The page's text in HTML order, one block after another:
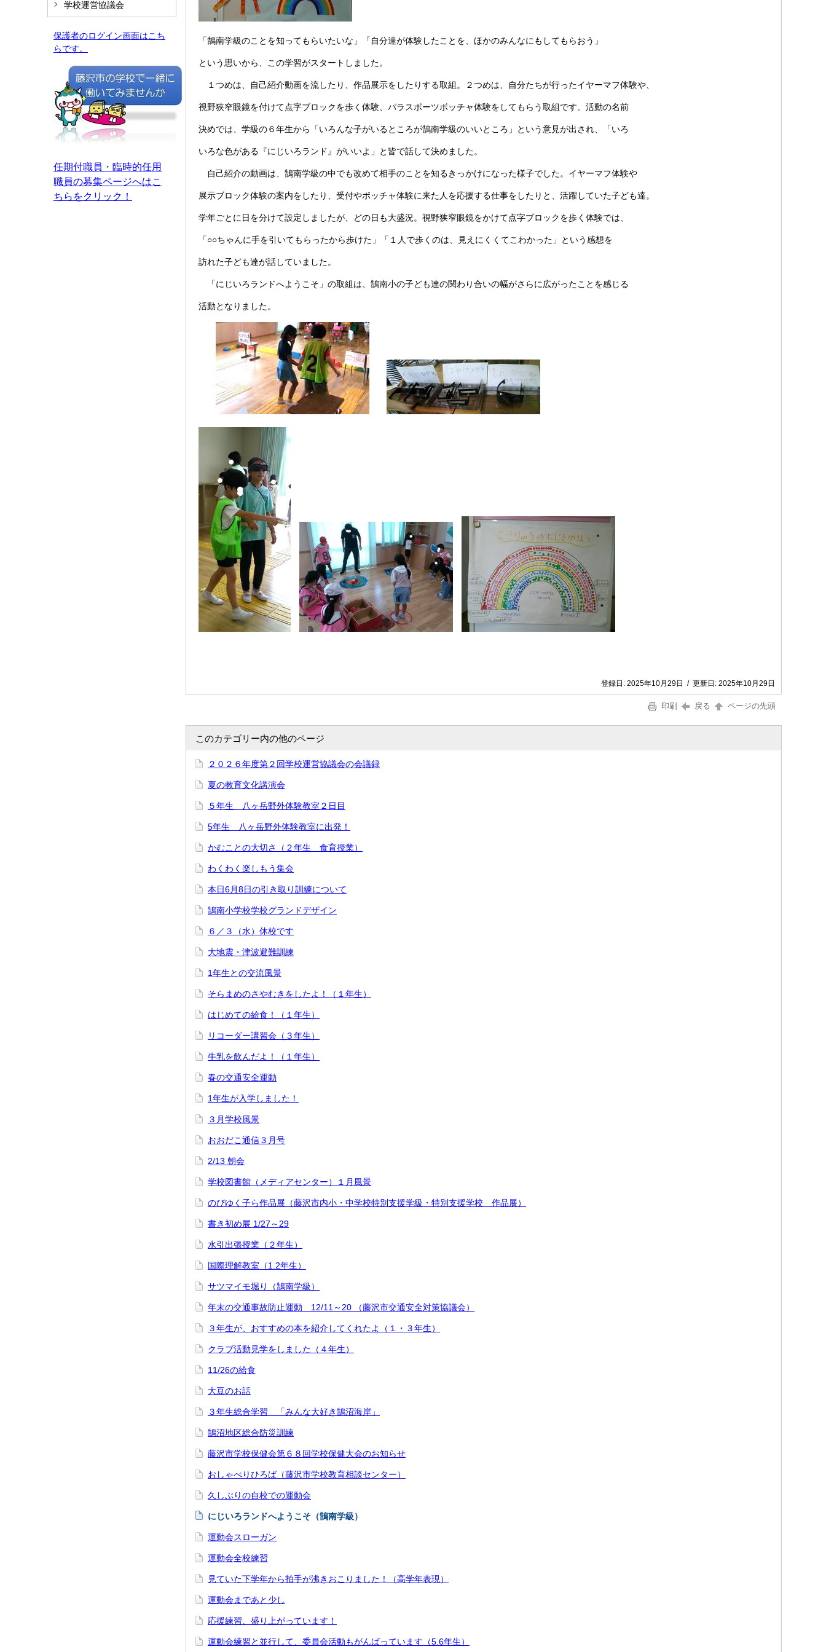
学校運営協議会
保護者のログイン画面はこち
らです。
任期付職員・臨時的任用
職員の募集ページへはこ
ちらをクリック！
「鵠南学級のことを知ってもらいたいな」「自分達が体験したことを、ほかのみんなにもしてもらおう」
という思いから、この学習がスタートしました。
１つめは、 自己紹介動画を流したり、作品展示をしたりする取組。２つめは、自分たちが行ったイヤーマフ体験や、
視野狭窄眼鏡を付けて点字ブロックを歩く体験、パラスポーツボッチャ体験をしてもらう取組です。活動の名前
決めでは、学級の６年生から「いろんな子がいるところが鵠南学級のいいところ」という意見が出され、「いろ
いろな色がある『にじいろランド』がいいよ」と皆で話して決めました。
自己紹介の動画は、鵠南学級の中でも改めて相手のことを知るきっかけになった様子でした。イヤーマフ体験や
展示ブロック体験の案内をしたり、受付やボッチャ体験に来た人を応援する仕事をしたりと、活躍していた子ども達。
学年ごとに日を分けて設定しましたが、どの日も大盛況。視野狭窄眼鏡をかけて点字ブロックを歩く体験では、
「○○ちゃんに手を引いてもらったから歩けた」「１人で歩くのは、見えにくくてこわかった」という感想を
訪れた子ども達が話していました。
「にじいろランドへようこそ」の取組は、鵠南小の子ども達の関わり合いの幅がさらに広がったことを感じる
活動となりました。
登録日: 2025年10月29日 / 更新日: 2025年10月29日
印刷 戻る ページの先頭
このカテゴリー内の他のページ
２０２６年度第２回学校運営協議会の会議録
夏の教育文化講演会
５年生 八ヶ岳野外体験教室２日目
5年生 八ヶ岳野外体験教室に出発！
かむことの大切さ（２年生 食育授業）
わくわく楽しもう集会
本日6月8日の引き取り訓練について
鵠南小学校学校グランドデザイン
６／３（水）休校です
大地震・津波避難訓練
1年生との交流風景
そらまめのさやむきをしたよ！（１年生）
はじめての給食！（１年生）
リコーダー講習会（３年生）
牛乳を飲んだよ！（１年生）
春の交通安全運動
1年生が入学しました！
３月学校風景
おおだこ通信３月号
2/13 朝会
学校図書館（メディアセンター）１月風景
のびゆく子ら作品展（藤沢市内小・中学校特別支援学級・特別支援学校 作品展）
書き初め展 1/27～29
水引出張授業（２年生）
国際理解教室（1.2年生）
サツマイモ堀り（鵠南学級）
年末の交通事故防止運動 12/11～20 （藤沢市交通安全対策協議会）
３年生が、おすすめの本を紹介してくれたよ（１・３年生）
クラブ活動見学をしました（４年生）
11/26の給食
大豆のお話
３年生総合学習 「みんな大好き鵠沼海岸」
鵠沼地区総合防災訓練
藤沢市学校保健会第６８回学校保健大会のお知らせ
おしゃべりひろば（藤沢市学校教育相談センター）
久しぶりの自校での運動会
にじいろランドへようこそ（鵠南学級）
運動会スローガン
運動会全校練習
見ていた下学年から拍手が沸きおこりました！（高学年表現）
運動会まであと少し
応援練習、盛り上がっています！
運動会練習と並行して、委員会活動もがんばっています（5.6年生）